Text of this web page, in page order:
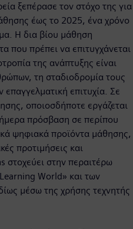
ξεπέρασε τον στόχο της για
έως το 2025, ένα χρόνο
Η δια βίου μάθηση
που πρέπει να επιτυγχάνεται
της ανάπτυξης είναι
τη σταδιοδρομία τους
επιτυχία. Σε
οποιοσδήποτε εργάζεται
πρόσβαση σε περίπου
ψηφιακά προϊόντα μάθησης,
προτιμήσεις και
στοχεύει στην περαιτέρω
World» και των
μέσω της χρήσης τεχνητής